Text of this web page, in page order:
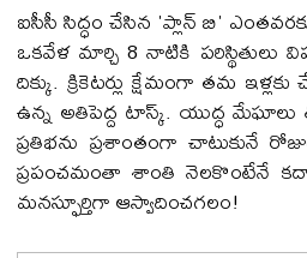
ఐసీసీ సిద్ధం చేసిన 'ప్లాన్ బి'
ఒకవేళ మార్చి 8 నాటికి పరిస్థితులు
దిక్కు. క్రికెటర్లు క్షేమంగా తమ
ఉన్న అతిపెద్ద టాస్క్. యుద్ధ
ప్రతిభను ప్రశాంతంగా చాటుకునే
ప్రపంచమంతా శాంతి నెలకొంటేనే
మనస్ఫూర్తిగా ఆస్వాదించగలం!